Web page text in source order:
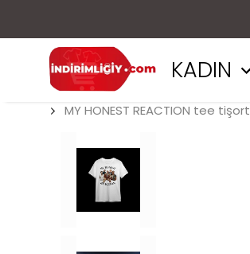
KADIN
MY HONEST REACTION tee tişort